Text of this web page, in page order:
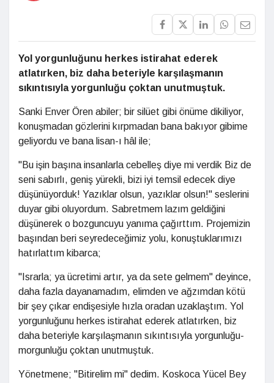
Yol yorgunluğunu herkes istirahat ederek
atlatırken, biz daha beteriyle karşılaşmanın
sıkıntısıyla yorgunluğu çoktan unutmuştuk.
Sanki Enver Ören abiler; bir silüet gibi önüme dikiliyor,
konuşmadan gözlerini kırpmadan bana bakıyor gibime
geliyordu ve bana lisan-ı hâl ile;
"Bu işin başına insanlarla cebelleş diye mi verdik Biz de
seni sabırlı, geniş yürekli, bizi iyi temsil edecek diye
düşünüyorduk! Yazıklar olsun, yazıklar olsun!" seslerini
duyar gibi oluyordum. Sabretmem lazım geldiğini
düşünerek o bozguncuyu yanıma çağırttım. Projemizin
başından beri seyredeceğimiz yolu, konuştuklarımızı
hatırlattım kibarca;
"Israrla; ya ücretimi artır, ya da sete gelmem" deyince,
daha fazla dayanamadım, elimden ve ağzımdan kötü
bir şey çıkar endişesiyle hızla oradan uzaklaştım. Yol
yorgunluğunu herkes istirahat ederek atlatırken, biz
daha beteriyle karşılaşmanın sıkıntısıyla yorgunluğu-
morgunluğu çoktan unutmuştuk.
Yönetmene; "Bitirelim mi" dedim. Koskoca Yücel Bey